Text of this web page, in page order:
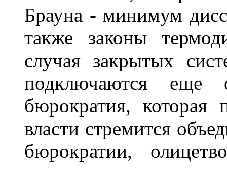
Брауна - минимум
также законы
случая закрытых
подключаются
бюрократия, которая
власти стремится
бюрократии,